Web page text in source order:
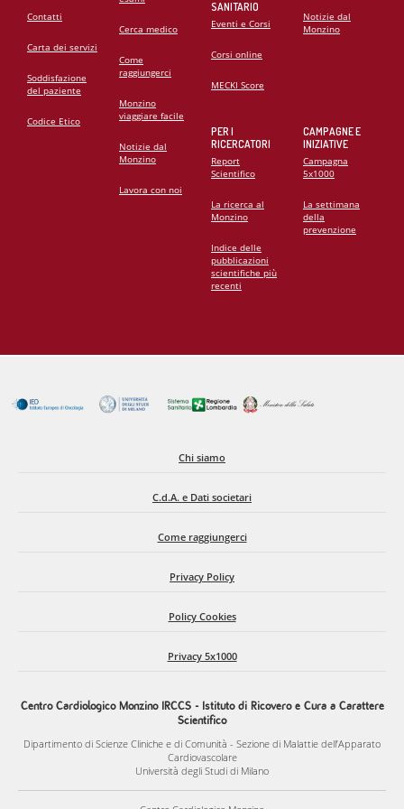
Contatti
Carta dei servizi
Soddisfazione
del paziente
Codice Etico
Cerca medico
Come
raggiungerci
Monzino
viaggiare facile
Notizie dal
Monzino
Lavora con noi
SANITARIO
Eventi e Corsi
Corsi online
MECKI Score
PER I
RICERCATORI
Report
Scientifico
La ricerca al
Monzino
Indice delle
pubblicazioni
scientifiche più
recenti
Notizie dal
Monzino
CAMPAGNE E
INIZIATIVE
Campagna
5x1000
La settimana
della
prevenzione
Chi siamo
C.d.A. e Dati societari
Come raggiungerci
Privacy Policy
Policy Cookies
Privacy 5x1000
Centro Cardiologico Monzino IRCCS - Istituto di Ricovero e Cura a Carattere
Scientifico
Dipartimento di Scienze Cliniche e di Comunità - Sezione di Malattie dell’Apparato
Cardiovascolare
Università degli Studi di Milano